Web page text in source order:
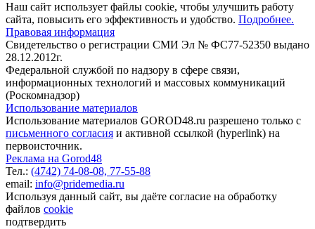
Наш сайт использует файлы cookie, чтобы улучшить работу
сайта, повысить его эффективность и удобство. Подробнее.
Правовая информация
Свидетельство о регистрации СМИ Эл № ФС77-52350 выдано
28.12.2012г.
Федеральной службой по надзору в сфере связи,
информационных технологий и массовых коммуникаций
(Роскомнадзор)
Использование материалов
Использование материалов GOROD48.ru разрешено только с
письменного согласия и активной ссылкой (hyperlink) на
первоисточник.
Реклама на Gorod48
Тел.: (4742) 74-08-08, 77-55-88
email: info@pridemedia.ru
Используя данный сайт, вы даёте согласие на обработку
файлов cookie
подтвердить